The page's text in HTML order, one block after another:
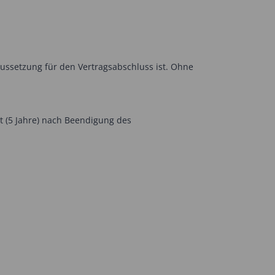
für den Vertragsabschluss ist. Ohne
Jahre) nach Beendigung des